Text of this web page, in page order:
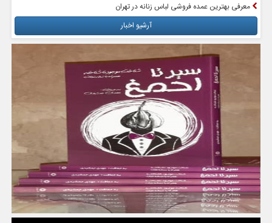
معرفی بهترین عمده فروشی لباس زنانه در تهران
آرشیو اخبار